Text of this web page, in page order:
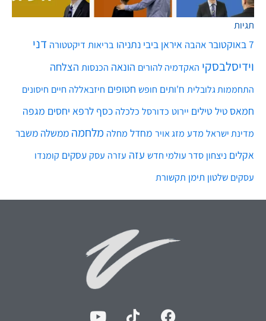
תגיות
7 באוקטובר אהבה איראן ביבי נתניהו בריאות דיקטטורה דני
וידיסלבסקי האקדמיה להורים הונאה הכנסות הצלחה
התחממות גלובלית ח'ותים חופש חטופים חיזבאללה חיים חיסונים
חמאס טיל טילים יירוט כדורסל כלכלה כסף לרפא יחסים מגפה
מדינת ישראל מדע מזג אויר מחדל מחלה מלחמה ממשלה משבר
אקלים ניצחון סדר עולמי חדש עזה עזרה עסק עסקים קומנדו
עסקים שלטון תימן תקשורת